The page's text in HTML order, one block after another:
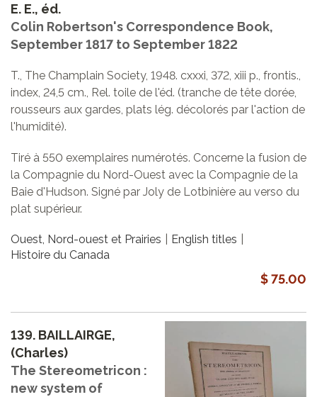
E. E., éd.
Colin Robertson's Correspondence Book,
September 1817 to September 1822
T., The Champlain Society, 1948. cxxxi, 372, xiii p., frontis.,
index, 24,5 cm., Rel. toile de l'éd. (tranche de tête dorée,
rousseurs aux gardes, plats lég. décolorés par l'action de
l'humidité).
Tiré à 550 exemplaires numérotés. Concerne la fusion de
la Compagnie du Nord-Ouest avec la Compagnie de la
Baie d'Hudson. Signé par Joly de Lotbinière au verso du
plat supérieur.
Ouest, Nord-ouest et Prairies
English titles
Histoire du Canada
$ 75.00
139. BAILLAIRGE,
(Charles)
The Stereometricon :
new system of